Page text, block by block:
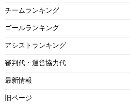
チームランキング
ゴールランキング
アシストランキング
審判代・運営協力代
最新情報
旧ページ